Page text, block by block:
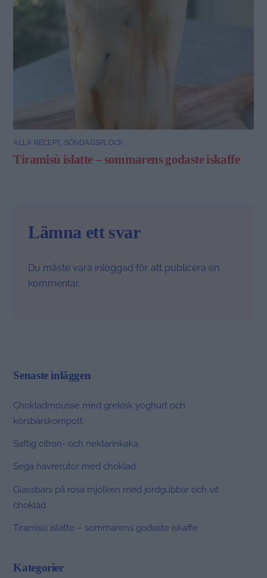
ALLA RECEPT, SÖNDAGSPLOCK
Tiramisù islatte – sommarens godaste iskaffe
Lämna ett svar
Du måste vara inloggad för att publicera en
kommentar.
Senaste inläggen
Chokladmousse med grekisk yoghurt och
körsbärskompott
Saftig citron- och nektarinkaka
Sega havrerutor med choklad
Glassbars på rosa mjölken med jordgubbar och vit
choklad
Tiramisù islatte – sommarens godaste iskaffe
Kategorier